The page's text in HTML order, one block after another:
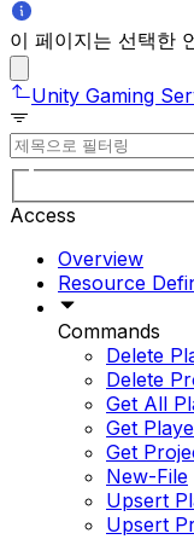
이 페이지는 선택한
Unity Gaming
Access
Overview
Resource
Commands
Delete
Delete
Get All
Get
Get
New-File
Upsert
Upsert